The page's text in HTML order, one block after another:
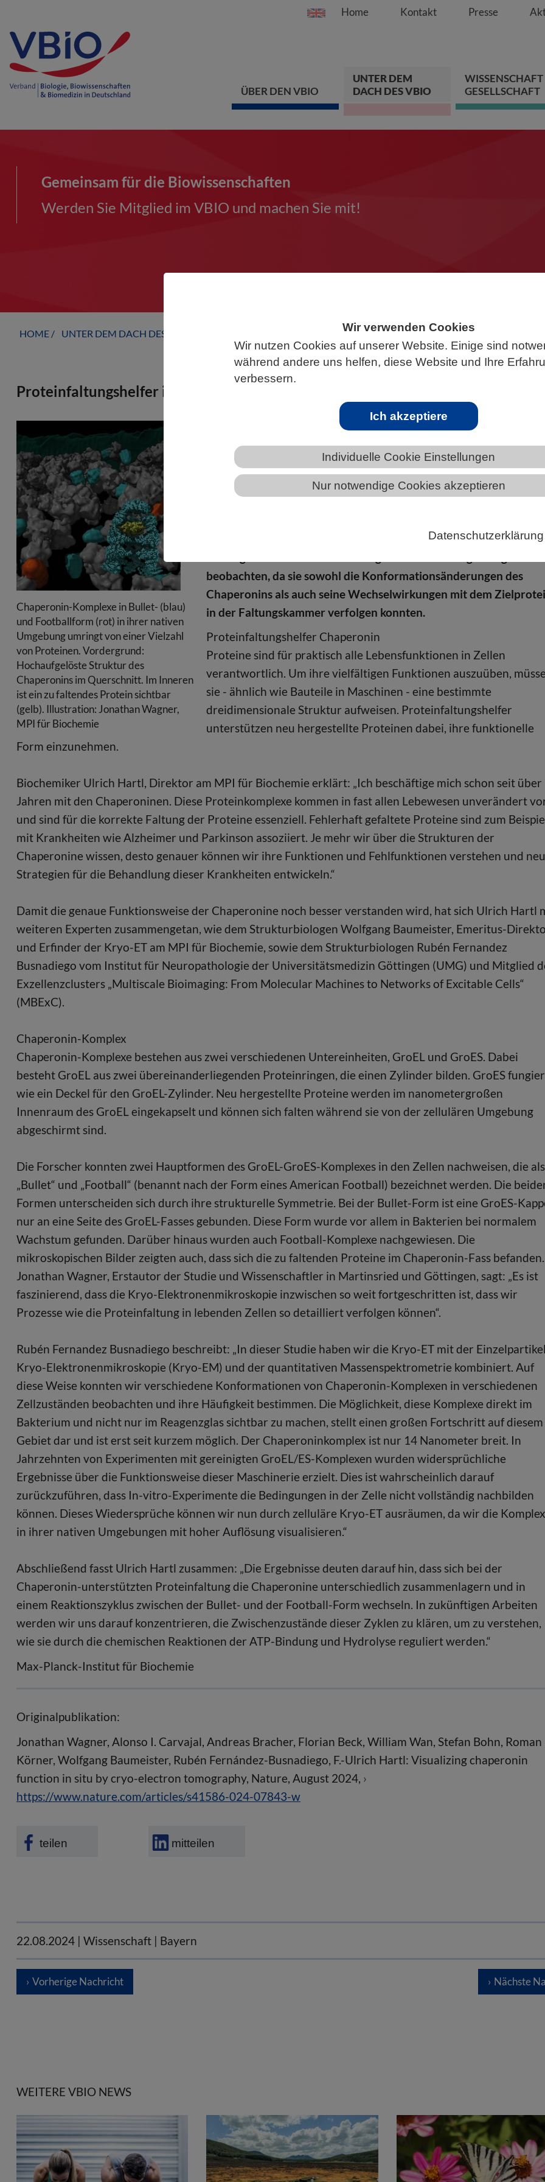
Wir verwenden Cookies
Wir nutzen Cookies auf unserer Website. Einige sind
während andere uns helfen, diese Website und Ihre
verbessern.
Ich akzeptiere
Individuelle Cookie Einstellungen
Nur notwendige Cookies akzeptieren
Datenschutzerklärung
Springe direkt zu:
Zum Hauptinhalt
Zur Hauptnavigation
Zur Footer-
Home Kontakt Presse
ÜBER DEN VBIO
UNTER DEM
DACH DES VBIO
GESELLSCHAFT
Gemeinsam für die Biowissenschaften
Werden Sie Mitglied im VBIO und machen Sie mit!
HOME UNTER DEM DACH DES VBIO NEWS AUS BAYERN
Proteinfaltungshelfer in ihrer natürlichen Umgebung
Chaperonin-Komplexe in Bullet- (blau)
und Footballform (rot) in ihrer nativen
Umgebung umringt von einer Vielzahl
von Proteinen. Vordergrund:
Hochaufgelöste Struktur des
Chaperonins im Querschnitt. Im Inneren
ist ein zu faltendes Protein sichtbar
(gelb). Illustration: Jonathan Wagner,
MPI für Biochemie
Mithilfe der Kryo-Elektronentomographie, (Kryo-ET), können
zelluläre Strukturen in ihrer natürlichen Umgebung sichtbar
gemacht werden. Forschende vom MPI für Biochemie in
und der Universitätsmedizin in Göttingen nutzten jetzt die Kryo-
funktionelle Form zu falten. Die Forscher konnten die
beobachten, da sie sowohl die Konformationsänderungen des
Chaperonins als auch seine Wechselwirkungen mit dem
in der Faltungskammer verfolgen konnten.
Proteinfaltungshelfer Chaperonin
Proteine sind für praktisch alle Lebensfunktionen in Zellen
verantwortlich. Um ihre vielfältigen Funktionen auszuüben,
sie - ähnlich wie Bauteile in Maschinen - eine bestimmte
dreidimensionale Struktur aufweisen. Proteinfaltungshelfer
unterstützen neu hergestellte Proteinen dabei, ihre funktionelle
Form einzunehmen.
Biochemiker Ulrich Hartl, Direktor am MPI für Biochemie erklärt: „Ich beschäftige mich schon seit über
Jahren mit den Chaperoninen. Diese Proteinkomplexe kommen in fast allen Lebewesen unverändert
und sind für die korrekte Faltung der Proteine essenziell. Fehlerhaft gefaltete Proteine sind zum
mit Krankheiten wie Alzheimer und Parkinson assoziiert. Je mehr wir über die Strukturen der
Chaperonine wissen, desto genauer können wir ihre Funktionen und Fehlfunktionen verstehen und
Strategien für die Behandlung dieser Krankheiten entwickeln.“
Damit die genaue Funktionsweise der Chaperonine noch besser verstanden wird, hat sich Ulrich Hartl
weiteren Experten zusammengetan, wie dem Strukturbiologen Wolfgang Baumeister, Emeritus-
und Erfinder der Kryo-ET am MPI für Biochemie, sowie dem Strukturbiologen Rubén Fernandez
Busnadiego vom Institut für Neuropathologie der Universitätsmedizin Göttingen (UMG) und Mitglied
Exzellenzclusters „Multiscale Bioimaging: From Molecular Machines to Networks of Excitable Cells“
(MBExC).
Chaperonin-Komplex
Chaperonin-Komplexe bestehen aus zwei verschiedenen Untereinheiten, GroEL und GroES. Dabei
besteht GroEL aus zwei übereinanderliegenden Proteinringen, die einen Zylinder bilden. GroES
wie ein Deckel für den GroEL-Zylinder. Neu hergestellte Proteine werden im nanometergroßen
Innenraum des GroEL eingekapselt und können sich falten während sie von der zellulären Umgebung
abgeschirmt sind.
Die Forscher konnten zwei Hauptformen des GroEL-GroES-Komplexes in den Zellen nachweisen, die als
„Bullet“ und „Football“ (benannt nach der Form eines American Football) bezeichnet werden. Die
Formen unterscheiden sich durch ihre strukturelle Symmetrie. Bei der Bullet-Form ist eine GroES-
nur an eine Seite des GroEL-Fasses gebunden. Diese Form wurde vor allem in Bakterien bei normalem
Wachstum gefunden. Darüber hinaus wurden auch Football-Komplexe nachgewiesen. Die
mikroskopischen Bilder zeigten auch, dass sich die zu faltenden Proteine im Chaperonin-Fass befanden.
Jonathan Wagner, Erstautor der Studie und Wissenschaftler in Martinsried und Göttingen, sagt: „Es ist
faszinierend, dass die Kryo-Elektronenmikroskopie inzwischen so weit fortgeschritten ist, dass wir
Prozesse wie die Proteinfaltung in lebenden Zellen so detailliert verfolgen können“.
Rubén Fernandez Busnadiego beschreibt: „In dieser Studie haben wir die Kryo-ET mit der
Kryo-Elektronenmikroskopie (Kryo-EM) und der quantitativen Massenspektrometrie kombiniert. Auf
diese Weise konnten wir verschiedene Konformationen von Chaperonin-Komplexen in verschiedenen
Zellzuständen beobachten und ihre Häufigkeit bestimmen. Die Möglichkeit, diese Komplexe direkt im
Bakterium und nicht nur im Reagenzglas sichtbar zu machen, stellt einen großen Fortschritt auf diesem
Gebiet dar und ist erst seit kurzem möglich. Der Chaperoninkomplex ist nur 14 Nanometer breit. In
Jahrzehnten von Experimenten mit gereinigten GroEL/ES-Komplexen wurden widersprüchliche
Ergebnisse über die Funktionsweise dieser Maschinerie erzielt. Dies ist wahrscheinlich darauf
zurückzuführen, dass In-vitro-Experimente die Bedingungen in der Zelle nicht vollständig nachbilden
können. Dieses Wiedersprüche können wir nun durch zelluläre Kryo-ET ausräumen, da wir die
in ihrer nativen Umgebungen mit hoher Auflösung visualisieren.“
Abschließend fasst Ulrich Hartl zusammen: „Die Ergebnisse deuten darauf hin, dass sich bei der
Chaperonin-unterstützten Proteinfaltung die Chaperonine unterschiedlich zusammenlagern und in
einem Reaktionszyklus zwischen der Bullet- und der Football-Form wechseln. In zukünftigen Arbeiten
werden wir uns darauf konzentrieren, die Zwischenzustände dieser Zyklen zu klären, um zu verstehen,
wie sie durch die chemischen Reaktionen der ATP-Bindung und Hydrolyse reguliert werden.“
Max-Planck-Institut für Biochemie
Originalpublikation:
Jonathan Wagner, Alonso I. Carvajal, Andreas Bracher, Florian Beck, William Wan, Stefan Bohn, Roman
Körner, Wolfgang Baumeister, Rubén Fernández-Busnadiego, F.-Ulrich Hartl: Visualizing chaperonin
function in situ by cryo-electron tomography, Nature, August 2024,
https://www.nature.com/articles/s41586-024-07843-w
teilen mitteilen
22.08.2024 | Wissenschaft | Bayern
Vorherige Nachricht Nächste
WEITERE VBIO NEWS